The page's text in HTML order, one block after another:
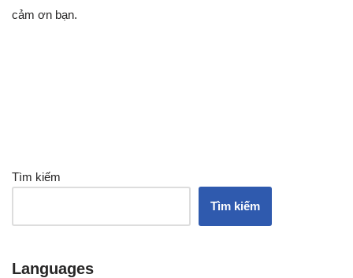
cảm ơn bạn.
Tìm kiếm
Tìm kiếm
Languages